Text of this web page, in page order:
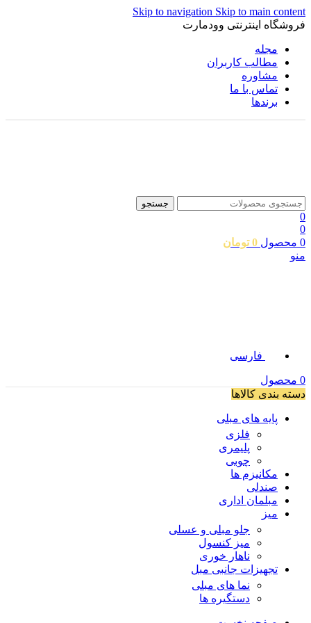
Skip to navigation Skip to main content
فروشگاه اینترنتی وودمارت
مجله
مطالب کاربران
مشاوره
تماس با ما
برندها
جستجو
0
0
0 محصول 0 تومان
منو
فارسی
0 محصول
دسته بندی کالاها
پایه های مبلی
فلزی
پلیمری
چوبی
مکانیزم ها
صندلی
مبلمان اداری
میز
جلو مبلی و عسلی
میز کنسول
ناهار خوری
تجهیزات جانبی مبل
نما های مبلی
دستگیره ها